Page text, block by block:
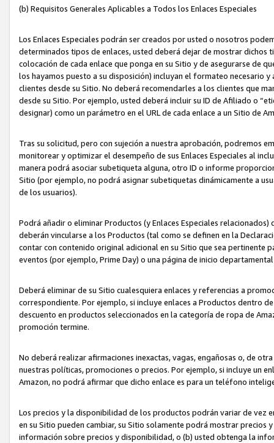
(b) Requisitos Generales Aplicables a Todos los Enlaces Especiales
Los Enlaces Especiales podrán ser creados por usted o nosotros
determinados tipos de enlaces, usted deberá dejar de mostrar dichos
colocación de cada enlace que ponga en su Sitio y de asegurarse de
los hayamos puesto a su disposición) incluyan el formateo necesario
clientes desde su Sitio. No deberá recomendarles a los clientes que
desde su Sitio. Por ejemplo, usted deberá incluir su ID de Afiliado o
designar) como un parámetro en el URL de cada enlace a un Sitio de
Tras su solicitud, pero con sujeción a nuestra aprobación, podremos
monitorear y optimizar el desempeño de sus Enlaces Especiales al
manera podrá asociar subetiqueta alguna, otro ID o informe
Sitio (por ejemplo, no podrá asignar subetiquetas dinámicamente a
de los usuarios).
Podrá añadir o eliminar Productos (y Enlaces Especiales
deberán vincularse a los Productos (tal como se definen en la
contar con contenido original adicional en su Sitio que sea pertinente
eventos (por ejemplo, Prime Day) o una página de inicio
Deberá eliminar de su Sitio cualesquiera enlaces y referencias a
correspondiente. Por ejemplo, si incluye enlaces a Productos dentro
descuento en productos seleccionados en la categoría de ropa de
promoción termine.
No deberá realizar afirmaciones inexactas, vagas, engañosas o, de
nuestras políticas, promociones o precios. Por ejemplo, si incluye un
Amazon, no podrá afirmar que dicho enlace es para un teléfono
Los precios y la disponibilidad de los productos podrán variar de vez
en su Sitio pueden cambiar, su Sitio solamente podrá mostrar
información sobre precios y disponibilidad, o (b) usted obtenga la